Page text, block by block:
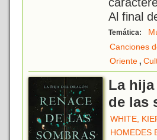
Al final
Temática:
Canciones
Oriente,
La
de las
WHITE,
HOMEDES